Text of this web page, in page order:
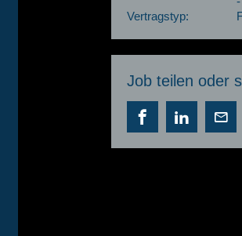
Vertragstyp:
Job teilen oder